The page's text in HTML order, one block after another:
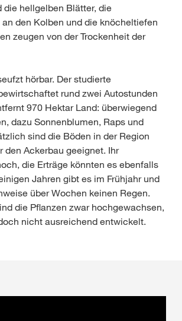
die hellgelben Blätter, die
den Kolben und die knöcheltiefen
zeugen von der Trockenheit der
hörbar. Der studierte
rund zwei Autostunden
970 Hektar Land: überwiegend
dazu Sonnenblumen, Raps und
sind die Böden in der Region
den Ackerbau geeignet. Ihr
die Erträge könnten es ebenfalls
Jahren gibt es im Frühjahr und
über Wochen keinen Regen.
die Pflanzen zwar hochgewachsen,
nicht ausreichend entwickelt.